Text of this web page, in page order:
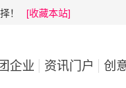
！ [收藏本站]
企业 资讯门户 创